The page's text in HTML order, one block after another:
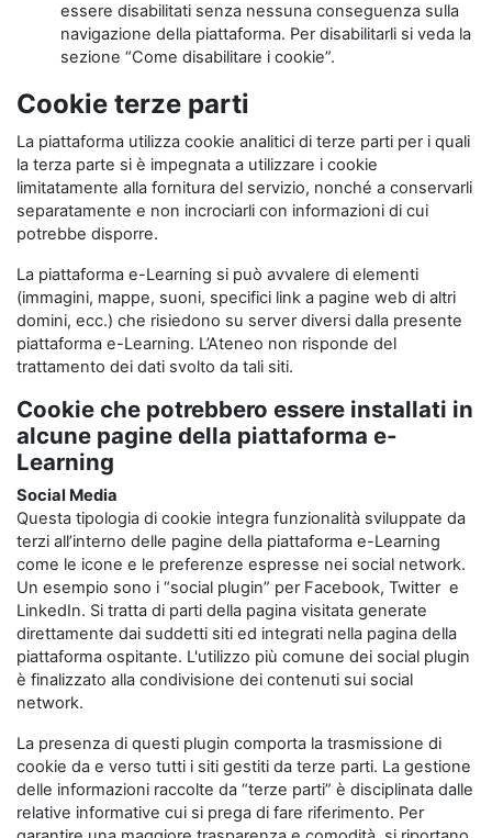
essere disabilitati senza nessuna conseguenza sulla
navigazione della piattaforma. Per disabilitarli si veda la
sezione “Come disabilitare i cookie”.
Cookie terze parti
La piattaforma utilizza cookie analitici di terze parti per i quali
la terza parte si è impegnata a utilizzare i cookie
limitatamente alla fornitura del servizio, nonché a conservarli
separatamente e non incrociarli con informazioni di cui
potrebbe disporre.
La piattaforma e-Learning si può avvalere di elementi
(immagini, mappe, suoni, specifici link a pagine web di altri
domini, ecc.) che risiedono su server diversi dalla presente
piattaforma e-Learning. L’Ateneo non risponde del
trattamento dei dati svolto da tali siti.
Cookie che potrebbero essere installati in
alcune pagine della piattaforma e-
Learning
Social Media
Questa tipologia di cookie integra funzionalità sviluppate da
terzi all’interno delle pagine della piattaforma e-Learning
come le icone e le preferenze espresse nei social network.
Un esempio sono i “social plugin” per Facebook, Twitter e
LinkedIn. Si tratta di parti della pagina visitata generate
direttamente dai suddetti siti ed integrati nella pagina della
piattaforma ospitante. L'utilizzo più comune dei social plugin
è finalizzato alla condivisione dei contenuti sui social
network.
La presenza di questi plugin comporta la trasmissione di
cookie da e verso tutti i siti gestiti da terze parti. La gestione
delle informazioni raccolte da “terze parti” è disciplinata dalle
relative informative cui si prega di fare riferimento. Per